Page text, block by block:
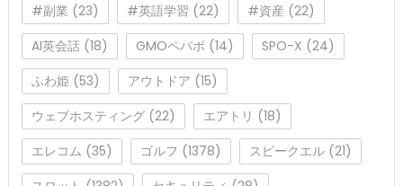
#副業 (23) #英語学習 (22) #資産 (22)
AI英会話(18) GMOペパボ (14) SPO-X (24)
ふわ姫 (53) アウトドア (15)
ウェブホスティング(22) エアトリ (18)
エレコム (35) ゴルフ (1378) スピークエル(21)